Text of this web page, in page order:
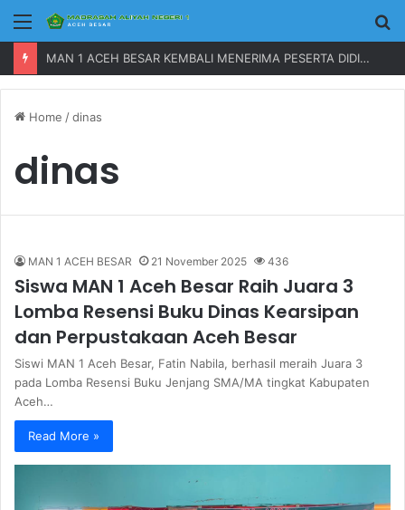
Menu
MAN 1 ACEH BESAR KEMBALI MENERIMA PESERTA DIDIK BARU TAHUN 2023
Home /dinas
dinas
MAN 1 ACEH BESAR 21 November 2025 436
Siswa MAN 1 Aceh Besar Raih Juara 3
Lomba Resensi Buku Dinas Kearsipan
dan Perpustakaan Aceh Besar
Siswi MAN 1 Aceh Besar, Fatin Nabila, berhasil meraih Juara 3
pada Lomba Resensi Buku Jenjang SMA/MA tingkat Kabupaten
Aceh…
Read More »